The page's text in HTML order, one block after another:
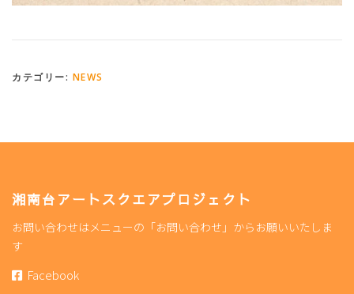
カテゴリー: NEWS
湘南台アートスクエアプロジェクト
お問い合わせはメニューの「お問い合わせ」からお願いいたしま
す
Facebook